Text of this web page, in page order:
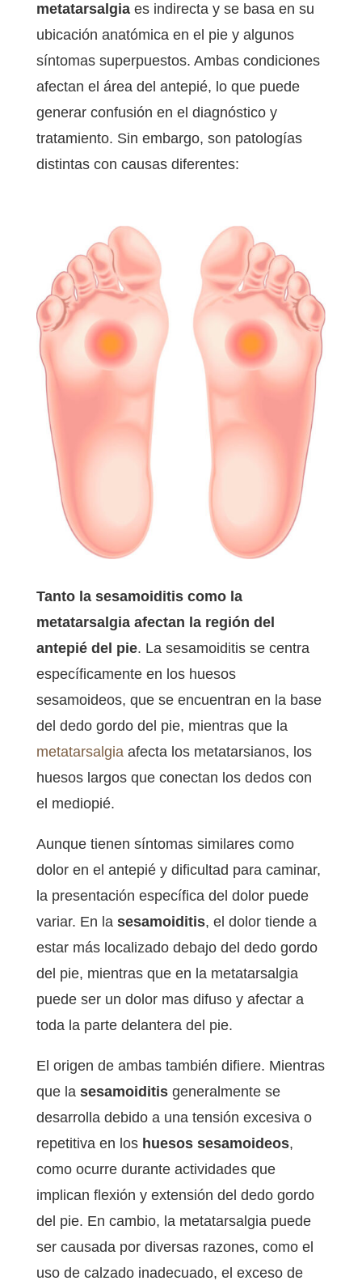
metatarsalgiaes indirecta y se basa en su
ubicación anatómica en el pie y algunos
síntomas superpuestos. Ambas condiciones
afectan el área del antepié, lo que puede
generar confusión en el diagnóstico y
tratamiento. Sin embargo, son patologías
distintas con causas diferentes:
Tanto la sesamoiditis como la
metatarsalgia afectan la región del
antepié del pie. La sesamoiditis se centra
específicamente en los huesos
sesamoideos, que se encuentran en la base
del dedo gordo del pie, mientras que la
metatarsalgia afecta los metatarsianos, los
huesos largos que conectan los dedos con
el mediopié.
Aunque tienen síntomas similares como
dolor en el antepié y dificultad para caminar,
la presentación específica del dolor puede
variar. En la sesamoiditis, el dolor tiende a
estar más localizado debajo del dedo gordo
del pie, mientras que en la metatarsalgia
puede ser un dolor mas difuso y afectar a
toda la parte delantera del pie.
El origen de ambas también difiere. Mientras
que la sesamoiditisgeneralmente se
desarrolla debido a una tensión excesiva o
repetitiva en los huesos sesamoideos,
como ocurre durante actividades que
implican flexión y extensión del dedo gordo
del pie. En cambio, la metatarsalgia puede
ser causada por diversas razones, como el
uso de calzado inadecuado, el exceso de